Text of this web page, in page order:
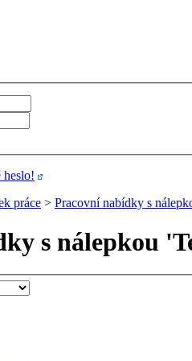
heslo!
práce > Pracovní nabídky s
s nálepkou '